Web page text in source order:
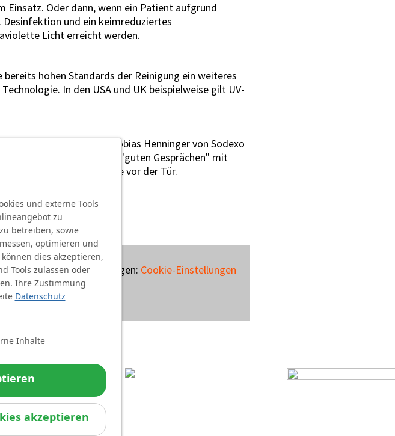
Einsatz. Oder dann, wenn ein Patient aufgrund
und ein keimreduziertes
Licht erreicht werden.
hohen Standards der Reinigung ein weiteres
In den USA und UK beispielweise gilt UV-
Hürden, erklärt Tobias Henninger von Sodexo
spricht im Podcast von "guten Gesprächen" mit
also auch hierzulande vor der Tür.
Co.
um diesen Inhalt anzuzeigen: Cookie-Einstellungen
und externe Tools
zu
betreiben, sowie
optimieren und
dies akzeptieren,
Tools zulassen oder
Ihre Zustimmung
Datenschutz
Inhalte
akzeptieren